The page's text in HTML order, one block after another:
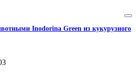
Inodorina Green из кукурузного